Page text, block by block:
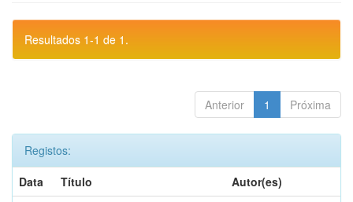
Resultados 1-1 de 1.
Anterior 1 Próxima
Registos:
Data
Título
Autor(es)